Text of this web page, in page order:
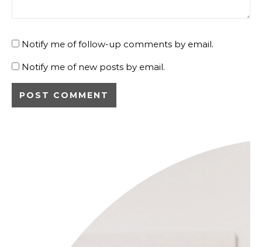
Notify me of follow-up comments by email.
Notify me of new posts by email.